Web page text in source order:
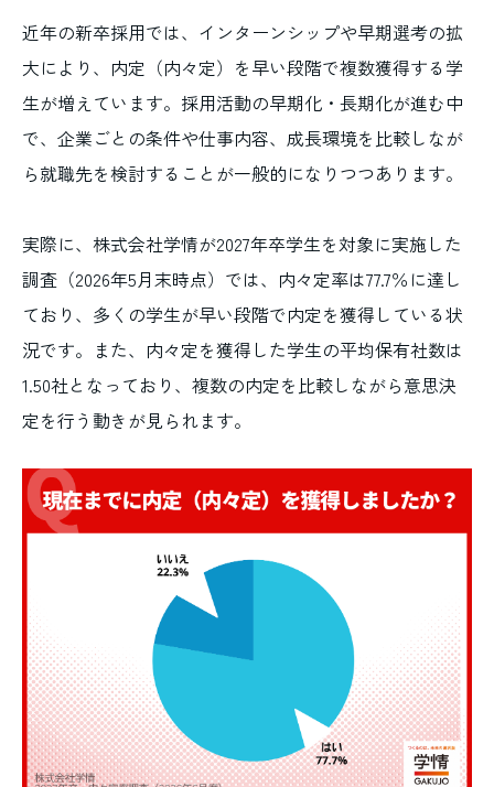
近年の新卒採用では、インターンシップや早期選考の拡
大により、内定（内々定）を早い段階で複数獲得する学
生が増えています。採用活動の早期化・長期化が進む中
で、企業ごとの条件や仕事内容、成長環境を比較しなが
ら就職先を検討することが一般的になりつつあります。
実際に、株式会社学情が2027年卒学生を対象に実施した
調査（2026年5月末時点）では、内々定率は77.7％に達し
ており、多くの学生が早い段階で内定を獲得している状
況です。また、内々定を獲得した学生の平均保有社数は
1.50社となっており、複数の内定を比較しながら意思決
定を行う動きが見られます。